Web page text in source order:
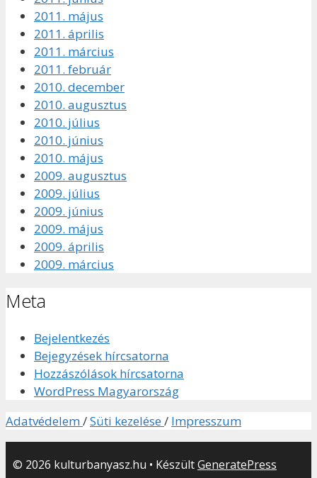
2011. május
2011. április
2011. március
2011. február
2010. december
2010. augusztus
2010. július
2010. június
2010. május
2009. augusztus
2009. július
2009. június
2009. május
2009. április
2009. március
Meta
Bejelentkezés
Bejegyzések hírcsatorna
Hozzászólások hírcsatorna
WordPress Magyarország
Adatvédelem/Süti kezelése/ Impresszum
© 2026 kulturbanyasz.hu • KészültGeneratePress